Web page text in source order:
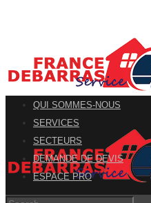
QUI SOMMES-NOUS
SERVICES
SECTEURS
DEMANDE DE DEVIS
ESPACE PRO